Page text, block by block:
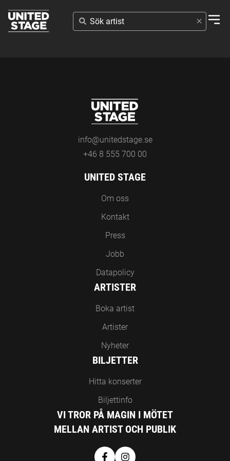
SÖK
ARTIST
info@unitedstage.se
+46 8 555 700 00
UNITED STAGE
Om oss
Kontakt
Press
Jobb
Datapolicy
ARTISTER
Boka artist
Artister
Nyheter
BILJETTER
Hitta konserter
Biljettinfo
VI TROR PÅ MAGIN I MÖTET
MELLAN ARTIST OCH PUBLIK